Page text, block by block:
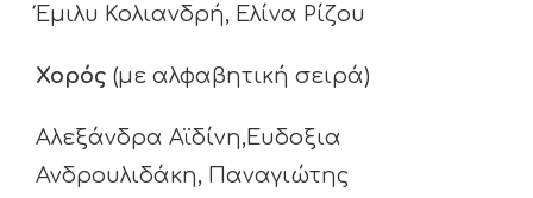
Έμιλυ Κολιανδρή, Ελίνα Ρίζου
Χορός (με αλφαβητική σειρά)
Αλεξάνδρα Αϊδίνη,Ευδοξια
Ανδρουλιδάκη, Παναγιώτης